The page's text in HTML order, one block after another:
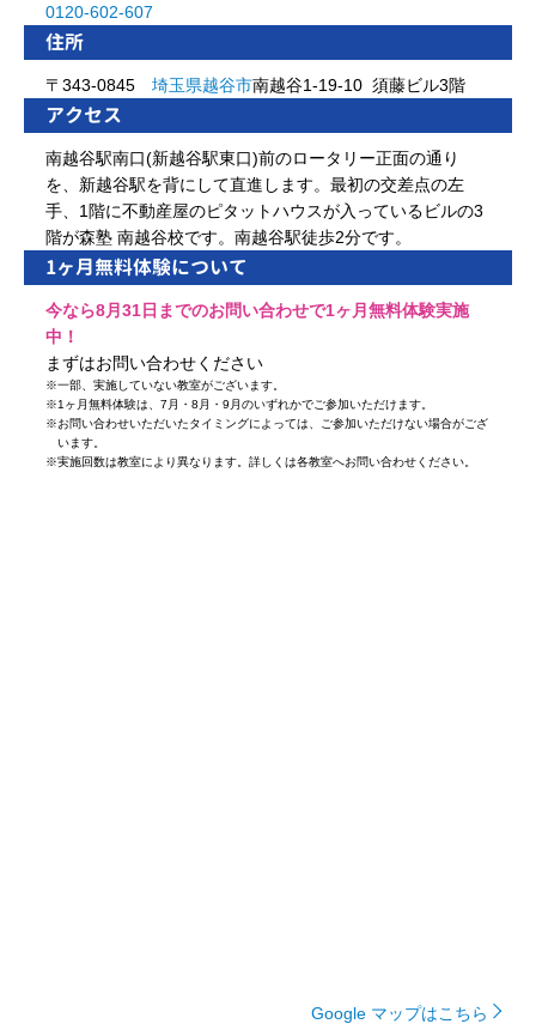
0120-602-607
住所
〒343-0845 埼玉県越谷市南越谷1-19-10 須藤ビル3階
アクセス
南越谷駅南口(新越谷駅東口)前のロータリー正面の通り
を、新越谷駅を背にして直進します。最初の交差点の左
手、1階に不動産屋のピタットハウスが入っているビルの3
階が森塾 南越谷校です。南越谷駅徒歩2分です。
1ヶ月無料体験について
今なら8月31日までのお問い合わせで1ヶ月無料体験実施
中！
まずはお問い合わせください
※一部、実施していない教室がございます。
※1ヶ月無料体験は、7月・8月・9月のいずれかでご参加いただけます。
※お問い合わせいただいたタイミングによっては、ご参加いただけない場合がござ
います。
※実施回数は教室により異なります。詳しくは各教室へお問い合わせください。
Google マップはこちら